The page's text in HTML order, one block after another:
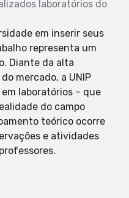
laboratórios do
em inserir seus
representa um
Diante da alta
mercado, a UNIP
laboratórios – que
do campo
teórico ocorre
e atividades